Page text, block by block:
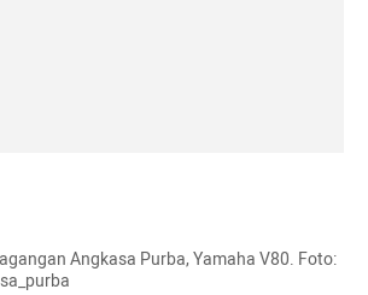
Angkasa Purba, Yamaha V80. Foto: